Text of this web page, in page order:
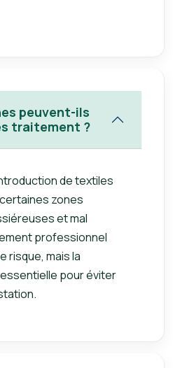
peuvent-ils
traitement ?
de textiles
zones
et mal
professionnel
risque, mais la
pour éviter